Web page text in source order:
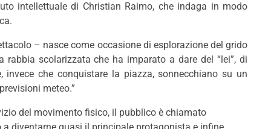
intellettuale di Christian Raimo, che indaga in modo
– nasce come occasione di esplorazione del grido
scolarizzata che ha imparato a dare del “lei”, di
che conquistare la piazza, sonnecchiano su un
meteo.”
del movimento fisico, il pubblico è chiamato